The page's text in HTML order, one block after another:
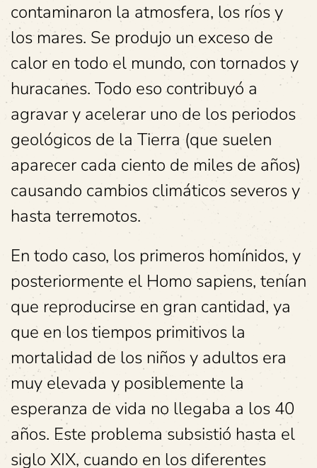
contaminaron la atmosfera, los ríos y
los mares. Se produjo un exceso de
calor en todo el mundo, con tornados y
huracanes. Todo eso contribuyó a
agravar y acelerar uno de los periodos
geológicos de la Tierra (que suelen
aparecer cada ciento de miles de años)
causando cambios climáticos severos y
hasta terremotos.
En todo caso, los primeros homínidos, y
posteriormente el Homo sapiens, tenían
que reproducirse en gran cantidad, ya
que en los tiempos primitivos la
mortalidad de los niños y adultos era
muy elevada y posiblemente la
esperanza de vida no llegaba a los 40
años. Este problema subsistió hasta el
siglo XIX, cuando en los diferentes